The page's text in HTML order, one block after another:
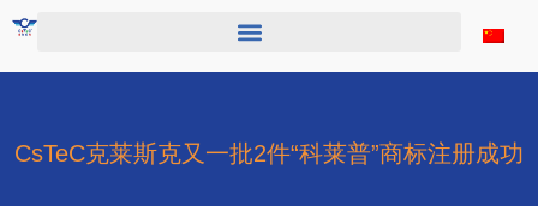
CsTeC克莱斯克又一批2件“科莱普”商标注册成功